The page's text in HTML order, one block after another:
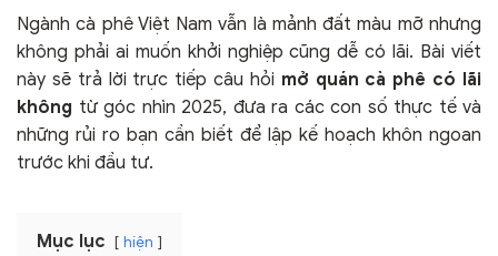
Ngành cà phê Việt Nam vẫn là mảnh đất màu mỡ nhưng
không phải ai muốn khởi nghiệp cũng dễ có lãi. Bài viết
này sẽ trả lời trực tiếp câu hỏi mở quán cà phê có lãi
không từ góc nhìn 2025, đưa ra các con số thực tế và
những rủi ro bạn cần biết để lập kế hoạch khôn ngoan
trước khi đầu tư.
Mục lục hiện